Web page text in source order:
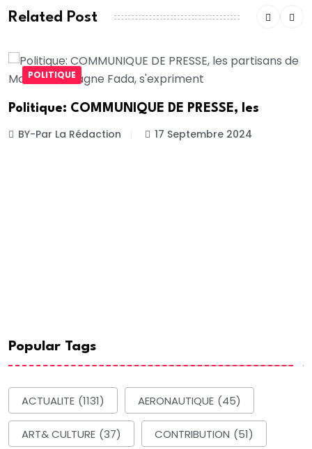
Related Post
POLITIQUE
Politique: COMMUNIQUE DE PRESSE, les
BY-Par La Rédaction 17 Septembre 2024
Popular Tags
ACTUALITE (1131) AERONAUTIQUE (45)
ART& CULTURE (37) CONTRIBUTION (51)